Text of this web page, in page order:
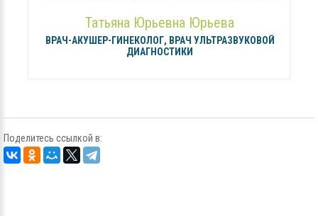
Татьяна Юрьевна Юрьева
ВРАЧ-АКУШЕР-ГИНЕКОЛОГ, ВРАЧ УЛЬТРАЗВУКОВОЙ
ДИАГНОСТИКИ
Поделитесь ссылкой в: